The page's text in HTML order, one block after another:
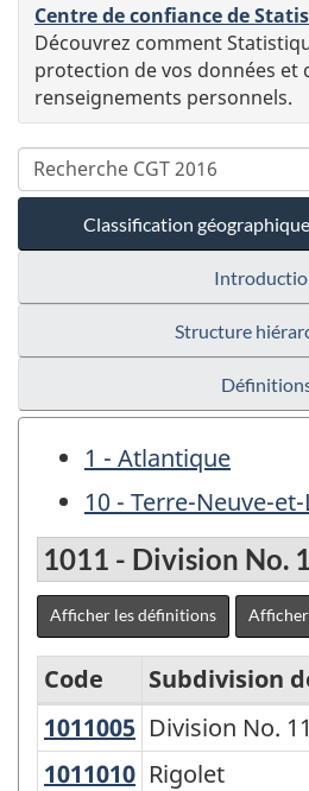
Centre de confiance de
Découvrez comment
protection de vos données et
renseignements personnels.
Classification
Structure
1 - Atlantique
10 - Terre-Neuve-
1011 - Division No.
Afficher les définitions
Classification
géographique
Code Subdivision
1011005 Division No.
Division No.
1011010 Rigolet
Rigolet